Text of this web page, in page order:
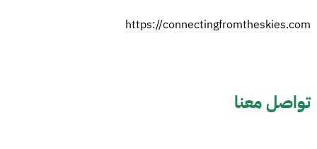
https://connectingfromtheskies.com
تواصل معنا